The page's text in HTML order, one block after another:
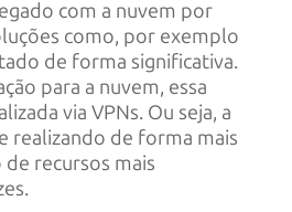
com a nuvem por
como, por exemplo
de forma significativa.
para a nuvem, essa
via VPNs. Ou seja, a
realizando de forma mais
recursos mais